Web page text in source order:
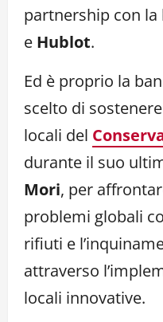
partnership con la
e Hublot.
Ed è proprio la
scelto di
locali del
durante il suo
Mori, per
problemi globali
rifiuti e
attraverso
locali innovative.